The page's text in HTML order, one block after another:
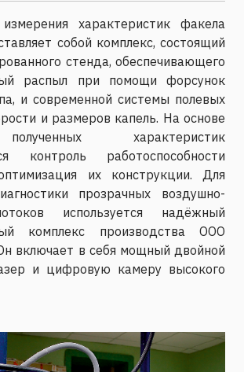
характеристик факела
собой комплекс, состоящий
стенда, обеспечивающего
распыл при помощи форсунок
и современной системы полевых
и размеров капель. На основе
характеристик
контроль работоспособности
их конструкции. Для
прозрачных воздушно-
используется надёжный
комплекс производства ООО
включает в себя мощный двойной
и цифровую камеру высокого